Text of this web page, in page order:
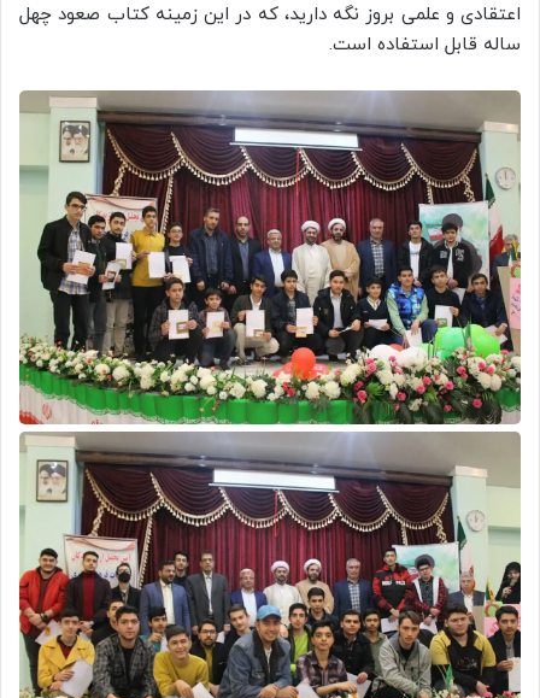
اعتقادی و علمی بروز نگه دارید، که در این زمینه کتاب صعود چهل
ساله قابل استفاده است.